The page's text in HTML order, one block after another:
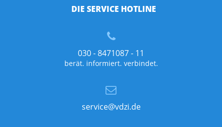
DIE SERVICE HOTLINE
030 - 8471087 - 11
berät. informiert. verbindet.
service@vdzi.de